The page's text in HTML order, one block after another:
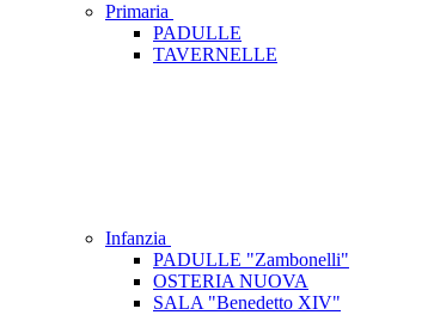
Primaria
PADULLE
TAVERNELLE
Infanzia
PADULLE "Zambonelli"
OSTERIA NUOVA
SALA "Benedetto XIV"